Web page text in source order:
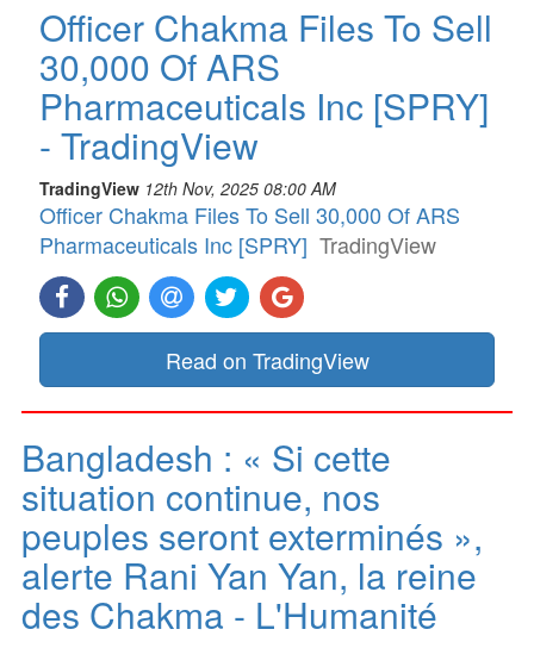
Officer Chakma Files To Sell
30,000 Of ARS
Pharmaceuticals Inc [SPRY]
- TradingView
TradingView 12th Nov, 2025 08:00 AM
Officer Chakma Files To Sell 30,000 Of ARS
Pharmaceuticals Inc [SPRY] TradingView
Read on TradingView
Bangladesh : « Si cette
situation continue, nos
peuples seront exterminés »,
alerte Rani Yan Yan, la reine
des Chakma - L'Humanité